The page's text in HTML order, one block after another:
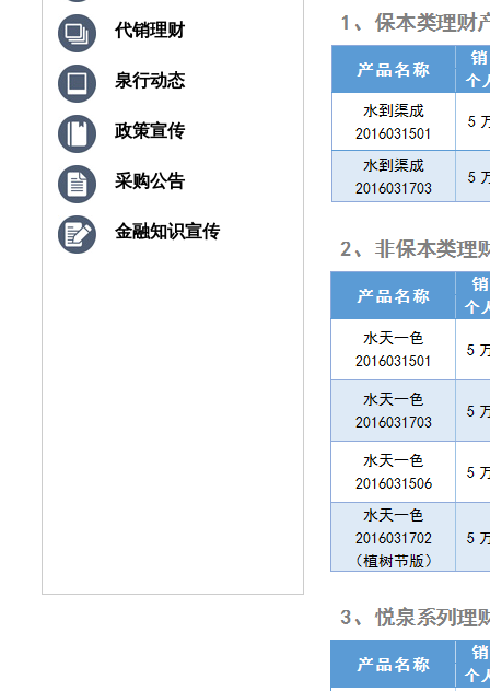
代销理财
泉行动态
政策宣传
采购公告
金融知识宣传